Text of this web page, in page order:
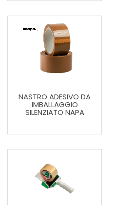
NASTRO ADESIVO DA
IMBALLAGGIO
SILENZIATO NAPA